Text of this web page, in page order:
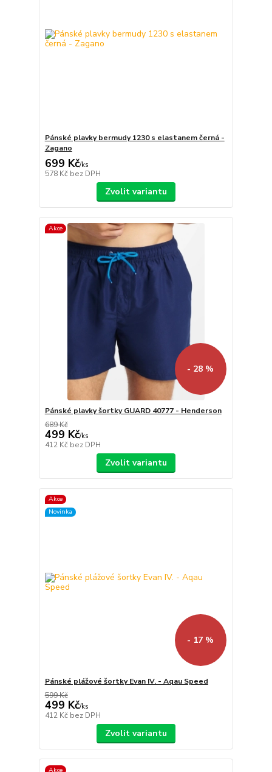
Pánské plavky bermudy 1230 s elastanem černá -
Zagano
699 Kč/ks
578 Kč bez DPH
Zvolit variantu
Akce
- 28 %
Pánské plavky šortky GUARD 40777 - Henderson
689 Kč
499 Kč/ks
412 Kč bez DPH
Zvolit variantu
Akce
Novinka
- 17 %
Pánské plážové šortky Evan IV. - Aqau Speed
599 Kč
499 Kč/ks
412 Kč bez DPH
Zvolit variantu
Akce